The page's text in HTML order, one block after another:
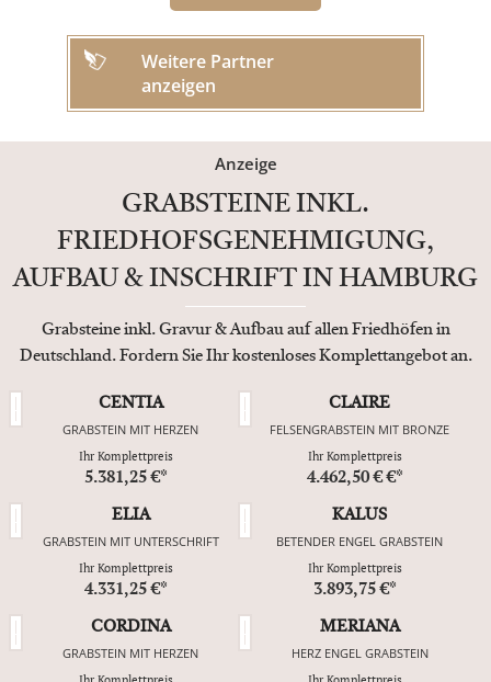
Weitere Partner
anzeigen
Anzeige
GRABSTEINE INKL.
FRIEDHOFSGENEHMIGUNG,
AUFBAU & INSCHRIFT IN HAMBURG
Grabsteine inkl. Gravur & Aufbau auf allen Friedhöfen in
Deutschland. Fordern Sie Ihr kostenloses Komplettangebot an.
CENTIA
GRABSTEIN MIT HERZEN
Ihr Komplettpreis
5.381,25 €*
CLAIRE
FELSENGRABSTEIN MIT BRONZE
Ihr Komplettpreis
4.462,50 € €*
ELIA
GRABSTEIN MIT UNTERSCHRIFT
Ihr Komplettpreis
4.331,25 €*
KALUS
BETENDER ENGEL GRABSTEIN
Ihr Komplettpreis
3.893,75 €*
CORDINA
GRABSTEIN MIT HERZEN
MERIANA
HERZ ENGEL GRABSTEIN